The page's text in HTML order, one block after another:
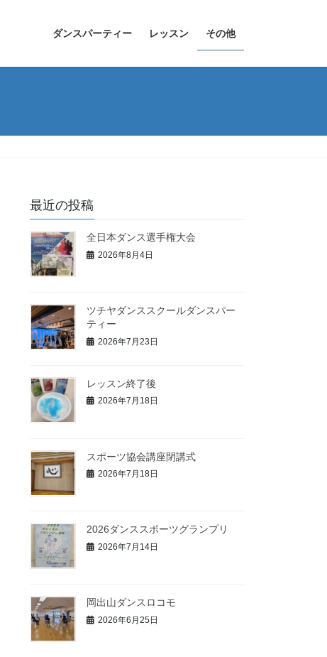
ダンスパーティー レッスン その他
最近の投稿
全日本ダンス選手権大会
2026年8月4日
ツチヤダンススクールダンスパー
ティー
2026年7月23日
レッスン終了後
2026年7月18日
スポーツ協会講座閉講式
2026年7月18日
2026ダンススポーツグランプリ
2026年7月14日
岡出山ダンスロコモ
2026年6月25日